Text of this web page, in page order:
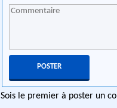
Sois le premier à poster un